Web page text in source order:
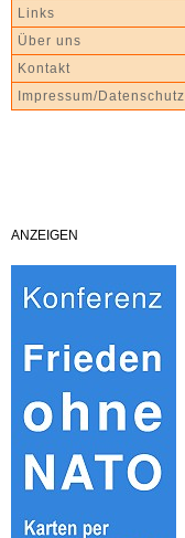
Links
Über uns
Kontakt
Impressum/Datenschutz
ANZEIGEN